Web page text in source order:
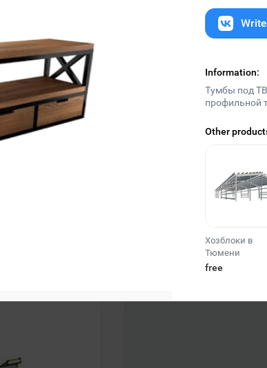
Show more
Information:
Тумбы под
профильной
Other
Хозблоки в
Тюмени
free